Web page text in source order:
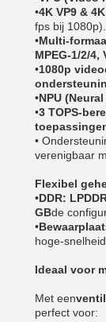
•4K VP9 &
fps bij 1080p).
•Multi-
MPEG-1/2/4,
•1080p
•NPU
•3 TOPS-
•
verenigbaar
Flexibel
•DDR:
GBde
•
hoge-
Ideaal voor
Met een
perfect voor: